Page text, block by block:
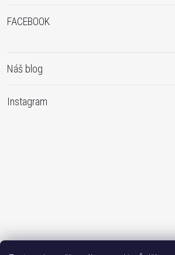
FACEBOOK
Náš blog
Instagram